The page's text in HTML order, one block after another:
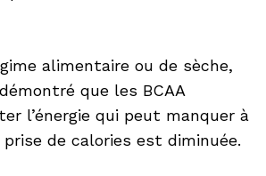
alimentaire ou de sèche,
que les BCAA
l’énergie qui peut manquer à
prise de calories est diminuée.